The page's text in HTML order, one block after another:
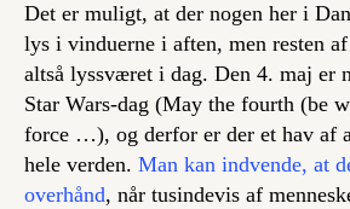
Det er muligt, at der nogen her i
lys i vinduerne i aften, men resten
altså lyssværet i dag. Den 4. maj er
Star Wars-dag (May the fourth (be
force …), og derfor er der et hav af
hele verden. Man kan indvende, at
overhånd, når tusindevis af